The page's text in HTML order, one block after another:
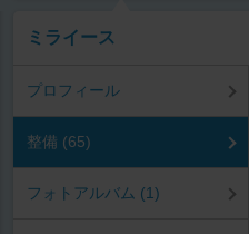
ミライース
プロフィール
整備 (65)
フォトアルバム (1)